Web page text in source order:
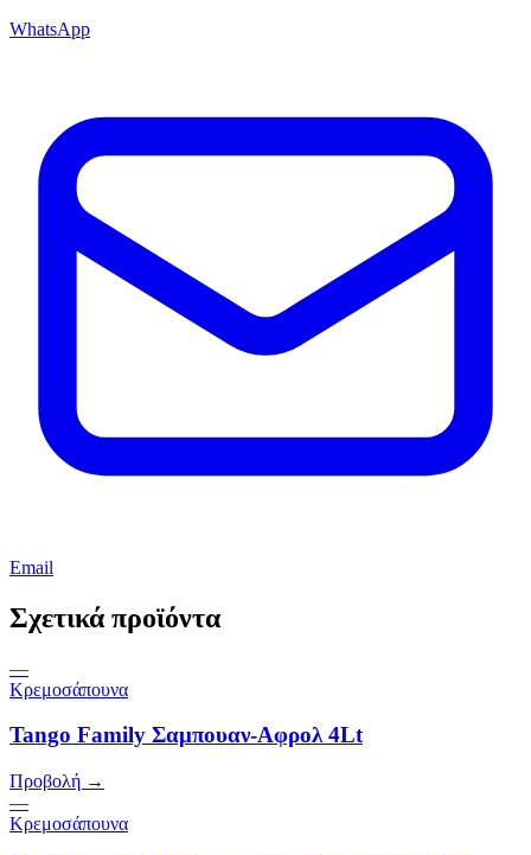
WhatsApp
Email
Σχετικά προϊόντα
—
Κρεμοσάπουνα
Tango Family Σαμπουαν-Αφρολ 4Lt
Προβολή →
—
Κρεμοσάπουνα